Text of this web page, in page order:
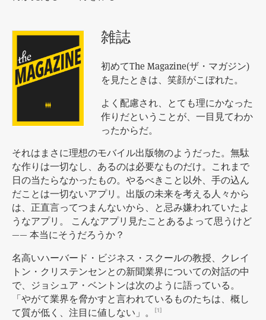
雑誌
初めてThe Magazine(ザ・マガジン)
を見たときは、笑顔がこぼれた。
よく配慮され、とても理にかなった
作りだということが、一目見てわか
ったからだ。
それはまさに理想のモバイル出版物のようだった。無駄
な作りは一切なし、あるのは必要なものだけ。これまで
日の当たらなかったもの。やるべきこと以外、手の込ん
だことは一切ないアプリ。出版の未来を考える人々から
は、正直言ってつまんないから、と忌み嫌われていたよ
うなアプリ。 こんなアプリ見たことあるよって思うけど
—— 本当にそうだろうか？
名高いハーバード・ビジネス・スクールの教授、クレイ
トン・クリステンセンとの新聞業界についての対話の中
で、ジョシュア・ベントンは次のように語っている。
「やがて業界を脅かすと言われているものたちは、概し
て質が低く、注目に値しない」。
[1]